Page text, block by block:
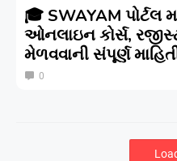
🎓 SWAYAM પોર્ટલ
ઓનલાઇન કોર્સ,
મેળવવાની સંપૂર્ણ
0